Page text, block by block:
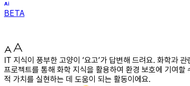
BETA
IT 지식이 풍부한 고양이 ‘요고’가 답변해 드려요. 화학과
프로젝트를 통해 화학 지식을 활용하여 환경 보호에 기여
적 가치를 실현하는 데 도움이 되는 활동이에요.